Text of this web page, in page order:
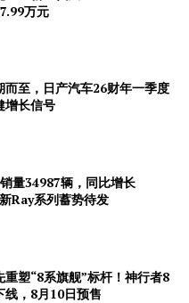
万元
而至，日产汽车26财年一季度
增长信号
量34987辆，同比增长
Ray系列蓄势待发
重塑“8系旗舰”标杆！神行者8
线，8月10日预售